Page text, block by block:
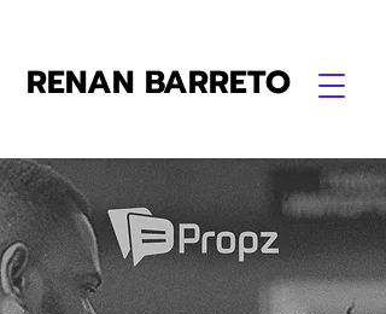
RENAN BARRETO